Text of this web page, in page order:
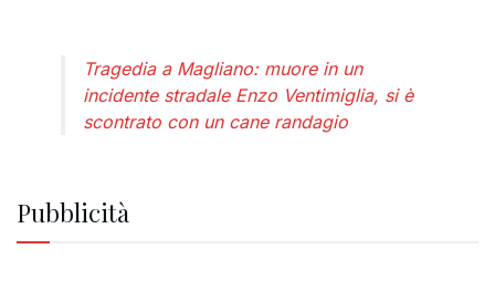
Tragedia a Magliano: muore in un
incidente stradale Enzo Ventimiglia, si è
scontrato con un cane randagio
Pubblicità